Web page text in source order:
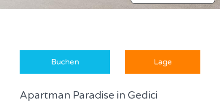
Buchen Lage
Apartman Paradise in Gedici